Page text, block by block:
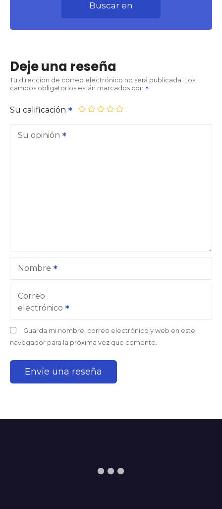
Buscar en
Deje una reseña
Tu dirección de correo electrónico no será publicada. Los
campos obligatorios están marcados con
Su calificación
Su opinión
Nombre
Correo
electrónico
Guarda mi nombre, correo electrónico y web en este
navegador para la próxima vez que comente.